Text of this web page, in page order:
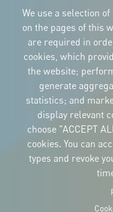
We use a selection
on the pages of this
are required in
cookies, which
the website;
generate
statistics; and
display relevant
choose "ACCEPT
cookies. You can
types and revoke